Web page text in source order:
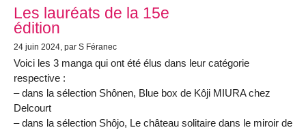
Les lauréats de la 15e
édition
24 juin 2024 , par S Féranec
Voici les 3 manga qui ont été élus dans leur catégorie
respective :
– dans la sélection Shônen, Blue box de Kôji MIURA chez
Delcourt
– dans la sélection Shôjo, Le château solitaire dans le miroir de